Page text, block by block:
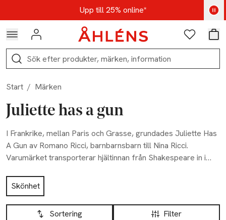
Hoppa till navigationsmenynUpp till 25% online*
Kod: AUG25 - Shoppa nu
Logga in Favoriter
Sök
Start / Märken
Juliette has a gun
I Frankrike, mellan Paris och Grasse, grundades Juliette Has
A Gun av Romano Ricci, barnbarnsbarn till Nina Ricci.
Varumärket transporterar hjältinnan från Shakespeare in i
parfym, hennes vapen av förförelse. Juliette Has A Gun
bygger en bro mellan det traditionella och moderna och
erbjuder en kollektion av dofter designade för den som
Hoppa till produktsidan
Skönhet
Hoppa till produktsidan
Filter
Sortering
Lista över produkter